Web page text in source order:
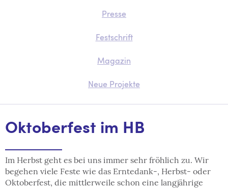
Presse
Festschrift
Magazin
Neue Projekte
Oktoberfest im HB
Im Herbst geht es bei uns immer sehr fröhlich zu. Wir
begehen viele Feste wie das Erntedank-, Herbst- oder
Oktoberfest, die mittlerweile schon eine langjährige